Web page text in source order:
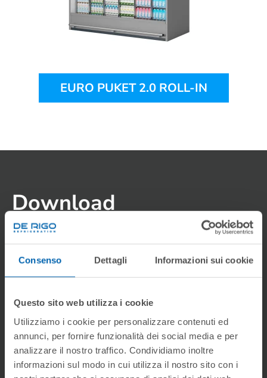
Consenso Dettagli Informazioni sui cookie
Questo sito web utilizza i cookie
Utilizziamo i cookie per personalizzare contenuti ed
annunci, per fornire funzionalità dei social media e per
analizzare il nostro traffico. Condividiamo inoltre
informazioni sul modo in cui utilizza il nostro sito con i
EURO PUKET 2.0 ROLL-IN
Download
DOCUMENTE
Product Daten
Technische Daten